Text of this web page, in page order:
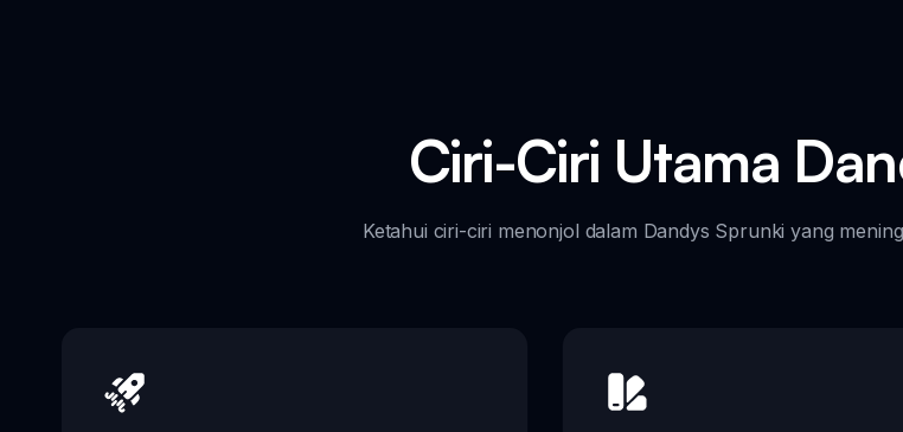
Ciri-Ciri Utama
Ketahui ciri-ciri menonjol dalam Dandys Sprunki yang